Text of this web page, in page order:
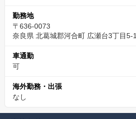
勤務地
〒636-0073
奈良県 北葛城郡河合町 広瀬台3丁目5-1
車通勤
可
海外勤務・出張
なし